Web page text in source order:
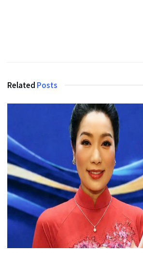
Related Posts